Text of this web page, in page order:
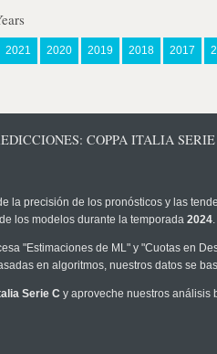
2021 2020 2019 2018 2017
COPPA ITALIA SERIE
la precisión de los pronósticos y las
los modelos durante la temporada 2024.
"Estimaciones de ML" y "Cuotas en
en algoritmos, nuestros datos se
Serie C y aproveche nuestros análisis